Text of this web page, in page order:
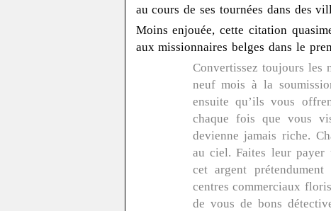
au cours de ses tournées dans des
Moins enjouée, cette citation
aux missionnaires belges dans le
Convertissez toujours les
neuf mois à la
ensuite qu’ils vous
chaque fois que vous
devienne jamais riche.
au ciel. Faites leur payer
cet argent
centres commerciaux
de vous de bons